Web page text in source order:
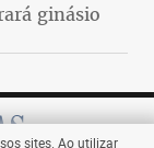
ginásio
sites. Ao utilizar